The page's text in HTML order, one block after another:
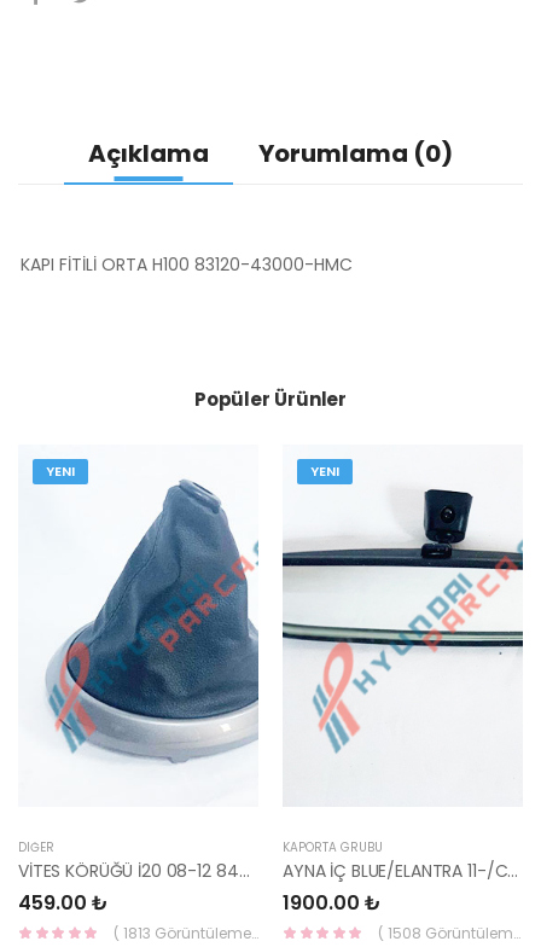
Açıklama Yorumlama (0)
KAPI FİTİLİ ORTA H100 83120-43000-HMC
Popüler Ürünler
YENI
DIĞER
VİTES KÖRÜĞÜ İ20 08-12 84640-1J000-YS
459.00 ₺
( 1813 Görüntüleme )
YENI
KAPORTA GRUBU
AYNA İÇ BLUE/ELANTRA 11-/CEED 10-/RİO 12-/SPORTAGE 11- 85101-3X100-HMC
1900.00 ₺
( 1508 Görüntüleme )